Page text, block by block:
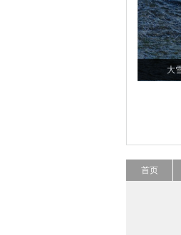
大
首页